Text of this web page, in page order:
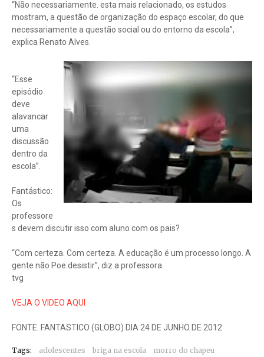
“Não necessariamente. esta mais relacionado, os estudos
mostram, a questão de organização do espaço escolar, do que
necessariamente a questão social ou do entorno da escola”,
explica Renato Alves.
“Esse
episódio
deve
alavancar
uma
discussão
dentro da
escola”.
Fantástico:
Os
professore
s devem discutir isso com aluno com os pais?
“Com certeza. Com certeza. A educação é um processo longo. A
gente não Poe desistir”, diz a professora.
tvg
VEJA O VIDEO AQUI
FONTE: FANTASTICO (GLOBO) DIA 24 DE JUNHO DE 2012
Tags: adolescentes briga na escola morro do chapeu